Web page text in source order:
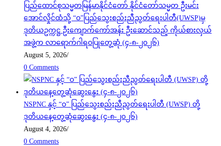
ပြည်ထောင်စုသမ္မတမြန်မာနိုင်ငံတော် နိုင်ငံတော်သမ္မတ ဦးမင်း
အောင်လှိုင်ထံသို့ “ဝ”ပြည်သွေးစည်းညီညွတ်ရေးပါတီ(UWSP)မှ
ဒုတိယဥက္ကဋ္ဌ ဦးကျောက်ကော်အန်း ဦးဆောင်သည့် ကိုယ်စားလှယ်
အဖွဲ့က လာရောက်ဂါရဝပြုတွေ့ဆုံ (၄-၈-၂၀၂၆)
August 5, 2026/
0 Comments
NSPNC နှင့် “ဝ” ပြည်သွေးစည်းညီညွတ်ရေးပါတီ (UWSP) တို့
ဒုတိယနေ့တွေ့ဆုံဆွေးနွေး (၄-၈-၂၀၂၆)
August 4, 2026/
0 Comments